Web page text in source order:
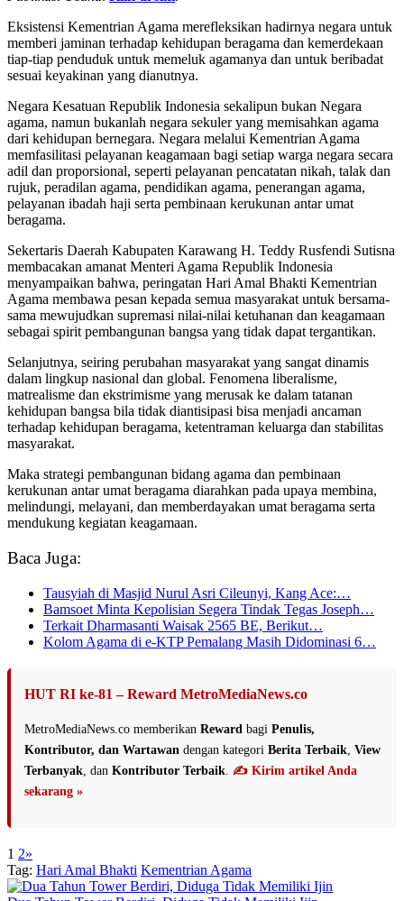
Eksistensi Kementrian Agama merefleksikan hadirnya negara untuk
memberi jaminan terhadap kehidupan beragama dan kemerdekaan
tiap-tiap penduduk untuk memeluk agamanya dan untuk beribadat
sesuai keyakinan yang dianutnya.
Negara Kesatuan Republik Indonesia sekalipun bukan Negara
agama, namun bukanlah negara sekuler yang memisahkan agama
dari kehidupan bernegara. Negara melalui Kementrian Agama
memfasilitasi pelayanan keagamaan bagi setiap warga negara secara
adil dan proporsional, seperti pelayanan pencatatan nikah, talak dan
rujuk, peradilan agama, pendidikan agama, penerangan agama,
pelayanan ibadah haji serta pembinaan kerukunan antar umat
beragama.
Sekertaris Daerah Kabupaten Karawang H. Teddy Rusfendi Sutisna
membacakan amanat Menteri Agama Republik Indonesia
menyampaikan bahwa, peringatan Hari Amal Bhakti Kementrian
Agama membawa pesan kepada semua masyarakat untuk bersama-
sama mewujudkan supremasi nilai-nilai ketuhanan dan keagamaan
sebagai spirit pembangunan bangsa yang tidak dapat tergantikan.
Selanjutnya, seiring perubahan masyarakat yang sangat dinamis
dalam lingkup nasional dan global. Fenomena liberalisme,
matrealisme dan ekstrimisme yang merusak ke dalam tatanan
kehidupan bangsa bila tidak diantisipasi bisa menjadi ancaman
terhadap kehidupan beragama, ketentraman keluarga dan stabilitas
masyarakat.
Maka strategi pembangunan bidang agama dan pembinaan
kerukunan antar umat beragama diarahkan pada upaya membina,
melindungi, melayani, dan memberdayakan umat beragama serta
mendukung kegiatan keagamaan.
Baca Juga:
Tausyiah di Masjid Nurul Asri Cileunyi, Kang Ace:…
Bamsoet Minta Kepolisian Segera Tindak Tegas Joseph…
Terkait Dharmasanti Waisak 2565 BE, Berikut…
Kolom Agama di e-KTP Pemalang Masih Didominasi 6…
HUT RI ke-81 – Reward MetroMediaNews.co
MetroMediaNews.co memberikan Reward bagi Penulis,
Kontributor, dan Wartawan dengan kategori Berita Terbaik View
Terbanyak , dan Kontributor Terbaik ✍️ Kirim artikel Anda
sekarang »
1 2»
Tag: Hari Amal Bhakti Kementrian Agama